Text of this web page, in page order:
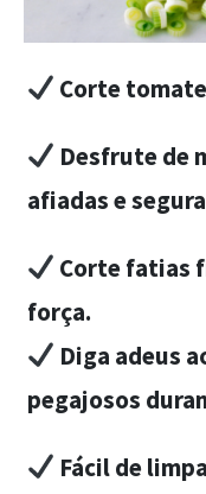
Corte
Desfrute de
afiadas e
Corte fatias
força.
Diga adeus
pegajosos
Fácil de